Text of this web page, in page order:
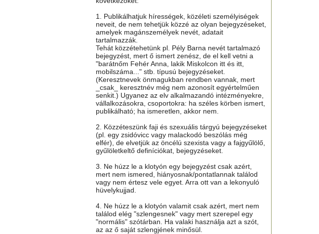
1. Publikálhatjuk hírességek, közéleti személyiségek
neveit, de nem tehetjük közzé az olyan bejegyzéseket,
amelyek magánszemélyek nevét, adatait
tartalmazzák.
Tehát közzétehetünk pl. Pély Barna nevét tartalmazó
bejegyzést, mert ő ismert zenész, de el kell vetni a
"barátnőm Fehér Anna, lakik Miskolcon itt és itt,
mobilszáma..." stb. típusú bejegyzéseket.
(Keresztnevek önmagukban rendben vannak, mert
_csak_ keresztnév még nem azonosít egyértelműen
senkit.) Ugyanez az elv alkalmazandó intézményekre,
vállalkozásokra, csoportokra: ha széles körben ismert,
publikálható; ha ismeretlen, akkor nem.
2. Közzéteszünk faji és szexuális tárgyú bejegyzéseket
(pl. egy zsidóvicc vagy malackodó beszólás még
elfér), de elvetjük az öncélú szexista vagy a fajgyűlölő,
gyűlöletkeltő definíciókat, bejegyzéseket.
3. Ne húzz le a klotyón egy bejegyzést csak azért,
mert nem ismered, hiányosnak/pontatlannak találod
vagy nem értesz vele egyet. Arra ott van a lekonyuló
hüvelykujjad.
4. Ne húzz le a klotyón valamit csak azért, mert nem
találod elég "szlengesnek" vagy mert szerepel egy
"normális" szótárban. Ha valaki használja azt a szót,
az az ő saját szlengjének minősül.